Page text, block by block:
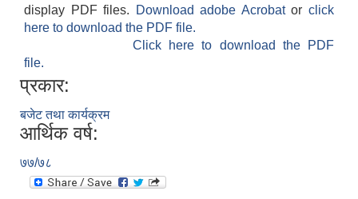
display PDF files.
Download adobe Acrobatorclick
here to download the PDF file.
Click here to download the PDF
file.
प्रकार:
बजेट तथा कार्यक्रम
आर्थिक वर्ष:
७७/७८